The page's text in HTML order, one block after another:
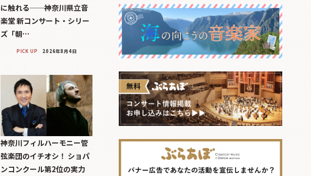
に触れる──神奈川県立音
楽堂 新コンサート・シリー
ズ「朝…
PICK UP 2026年8月4日
神奈川フィルハーモニー管
弦楽団のイチオシ！ ショパ
ンコンクール第2位の実力